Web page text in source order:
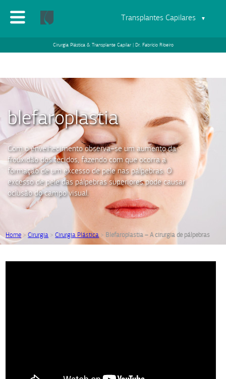
Transplantes Capilares ▼
Cirurgia Plástica & Transplante Capilar | Dr. Fabrício Ribeiro
blefaroplastia
Com o envelhecimento observa–se um aumento da
frouxidão dos tecidos, fazendo com que ocorra a
formação de um excesso de pele nas pálpebras. O
excesso de pele das pálpebras superiores pode causar
oclusão do campo visual.
Home >Cirurgia >Cirurgia Plástica> Blefaroplastia – A cirurgia de pálpebras